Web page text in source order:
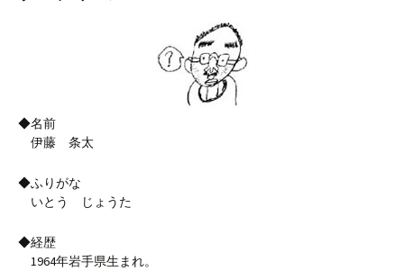
◆名前
伊藤 条太
◆ふりがな
いとう じょうた
◆経歴
1964年岩手県生まれ。